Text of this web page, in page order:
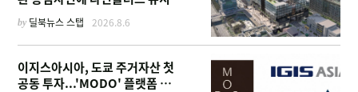
by 딜북뉴스 스탭 2026.8.6
이지스아시아, 도쿄 주거자산 첫
공동 투자...'MODO' 플랫폼 가